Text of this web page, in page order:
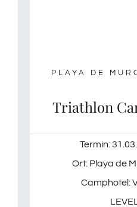
PLAYA DE
Triathlon
Termin:
Ort: Playa de
Camphotel: